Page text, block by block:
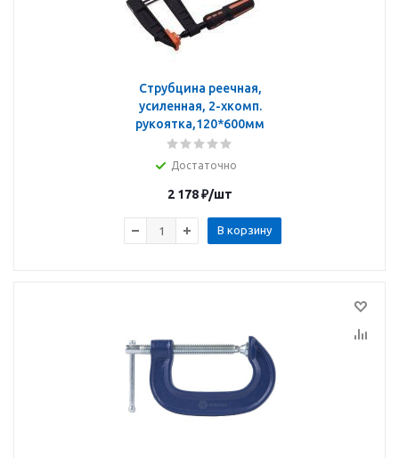
Струбцина реечная,
усиленная, 2-хкомп.
рукоятка,120*600мм
Достаточно
2 178₽/шт
В корзину